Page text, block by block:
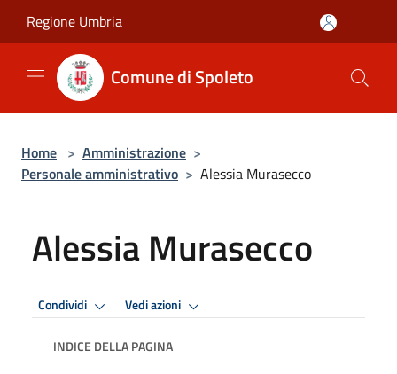
Regione Umbria
Comune di Spoleto
Home > Amministrazione >
Personale amministrativo > Alessia Murasecco
Alessia Murasecco
Condividi Vedi azioni
INDICE DELLA PAGINA